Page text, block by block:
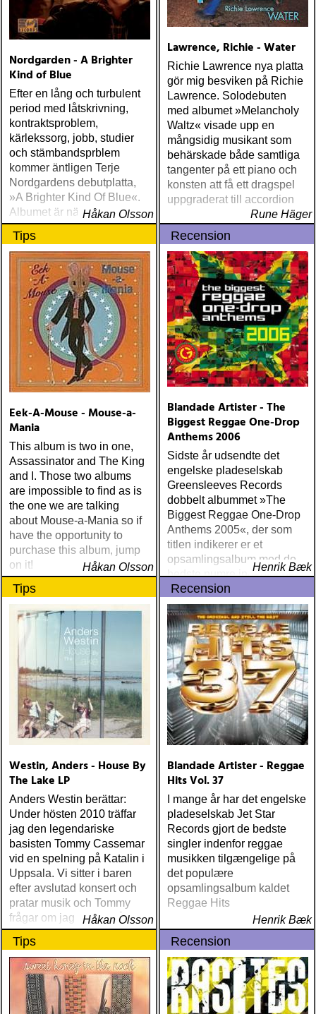
Nordgarden - A Brighter
Kind of Blue
Efter en lång och turbulent
period med låtskrivning,
kontraktsproblem,
kärlekssorg, jobb, studier
och stämbandsprblem
kommer äntligen Terje
Nordgardens debutplatta,
»A Brighter Kind Of Blue«.
Albumet är nära, enkelt och
ärligt och handlar om
upplevelser och historier
från en ung mans liv
Håkan Olsson
Lawrence, Richie - Water
Richie Lawrence nya platta
gör mig besviken på Richie
Lawrence. Solodebuten
med albumet »Melancholy
Waltz« visade upp en
mångsidig musikant som
behärskade både samtliga
tangenter på ett piano och
konsten att få ett dragspel
uppgraderat till accordion
Rune Häger
Tips
Eek-A-Mouse - Mouse-a-
Mania
This album is two in one,
Assassinator and The King
and I. Those two albums
are impossible to find as is
the one we are talking
about Mouse-a-Mania so if
have the opportunity to
purchase this album, jump
on it!
Håkan Olsson
Recension
Blandade Artister - The
Biggest Reggae One-Drop
Anthems 2006
Sidste år udsendte det
engelske pladeselskab
Greensleeves Records
dobbelt albummet »The
Biggest Reggae One-Drop
Anthems 2005«, der som
titlen indikerer er et
opsamlingsalbum med de
bedste numre indenfor den
populære reggaestil kaldet
one-drop
Henrik Bæk
Tips
Westin, Anders - House By
The Lake LP
Anders Westin berättar:
Under hösten 2010 träffar
jag den legendariske
basisten Tommy Cassemar
vid en spelning på Katalin i
Uppsala. Vi sitter i baren
efter avslutad konsert och
pratar musik och Tommy
frågar om jag spelar något
instrument
Håkan Olsson
Recension
Blandade Artister - Reggae
Hits Vol. 37
I mange år har det engelske
pladeselskab Jet Star
Records gjort de bedste
singler indenfor reggae
musikken tilgængelige på
det populære
opsamlingsalbum kaldet
Reggae Hits
Henrik Bæk
Tips Recension